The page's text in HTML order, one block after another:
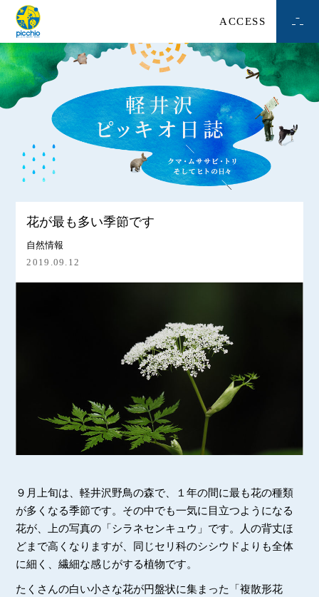
ACCESS
花が最も多い季節です
自然情報
2019.09.12
９月上旬は、軽井沢野鳥の森で、１年の間に最も花の種類
が多くなる季節です。その中でも一気に目立つようになる
花が、上の写真の「シラネセンキュウ」です。人の背丈ほ
どまで高くなりますが、同じセリ科のシシウドよりも全体
に細く、繊細な感じがする植物です。
たくさんの白い小さな花が円盤状に集まった「複散形花